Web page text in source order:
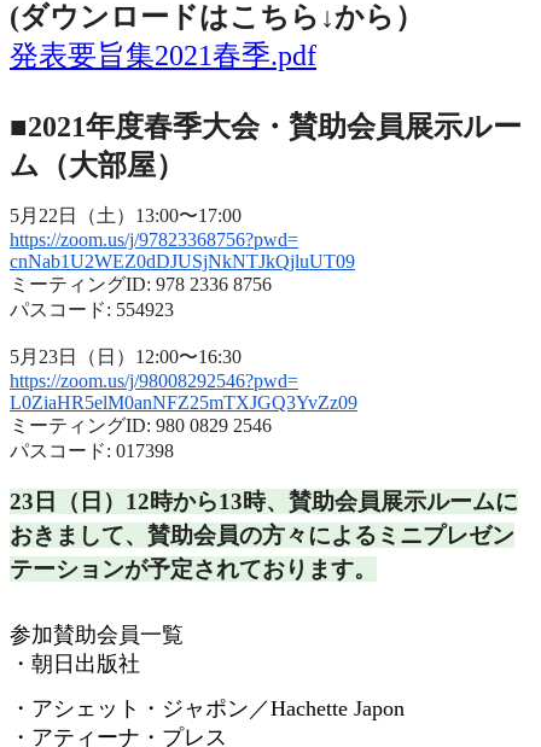
(ダウンロードはこちら↓から ）
発表要旨集2021春季.pdf
■2021年度春季大会・賛助会員展示ルー
ム（大部屋）
5月22日（土）13:00〜17:00
https://zoom.us/j/97823368756?pwd=
cnNab1U2WEZ0dDJUSjNkNTJkQjluUT09
ミーティングID: 978 2336 8756
パスコード: 554923
5月23日（日）12:00〜16:30
https://zoom.us/j/98008292546?pwd=
L0ZiaHR5elM0anNFZ25mTXJGQ3YvZz09
ミーティングID: 980 0829 2546
パスコード: 017398
23日（日）12時から13時、 賛助会員展示ルームに
おきまして、 賛助会員の方々によるミニプレゼン
テーションが予定されております。
参加賛助会員一覧
・朝日出版社
・アシェット・ジャポン／Hachette Japon
・アティーナ・プレス